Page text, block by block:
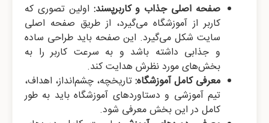
صفحه اصلی جذاب و کاربرپسند: اولین تصوری که
کاربر از آموزشگاه می‌گیرد، از طریق صفحه اصلی
سایت شکل می‌گیرد. این صفحه باید طراحی ساده
و جذابی داشته باشد و به سرعت کاربر را به
بخش‌های مورد نظرش هدایت کند.
معرفی کامل آموزشگاه:تاریخچه، چشم‌انداز، اهداف،
تیم آموزشی و دستاوردهای آموزشگاه باید به طور
کامل در این بخش معرفی شود.